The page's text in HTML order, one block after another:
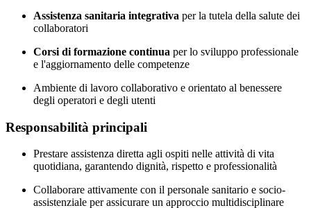
Assistenza sanitaria integrativa per la tutela della salute dei
collaboratori
Corsi di formazione continua per lo sviluppo professionale
e l'aggiornamento delle competenze
Ambiente di lavoro collaborativo e orientato al benessere
degli operatori e degli utenti
Responsabilità principali
Prestare assistenza diretta agli ospiti nelle attività di vita
quotidiana, garantendo dignità, rispetto e professionalità
Collaborare attivamente con il personale sanitario e socio-
assistenziale per assicurare un approccio multidisciplinare